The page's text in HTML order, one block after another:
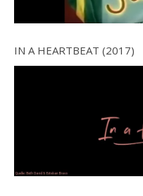
IN A HEARTBEAT (2017)